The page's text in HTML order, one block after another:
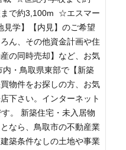
で約3,100m ☆エスマー
学】【内見】のご希望
ん、その他資金計画や住
の同時売却】など、お気
・鳥取県東部で【新築
物件をお探しの方、お気
下さい。インターネット
。 新築住宅・未入居物
なら、鳥取市の不動産業
築条件なしの土地や事業